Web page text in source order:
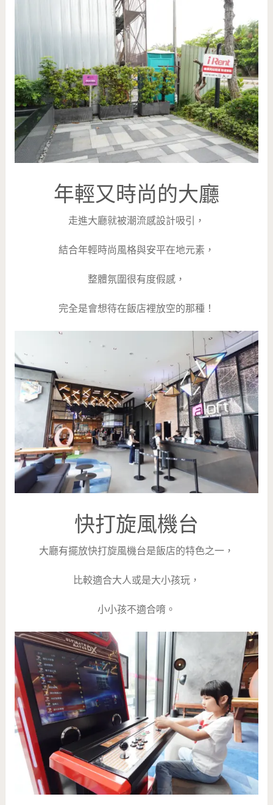
年輕又時尚的大廳
走進大廳就被潮流感設計吸引，
結合年輕時尚風格與安平在地元素，
整體氛圍很有度假感，
完全是會想待在飯店裡放空的那種！
快打旋風機台
大廳有擺放快打旋風機台是飯店的特色之一，
比較適合大人或是大小孩玩，
小小孩不適合唷。